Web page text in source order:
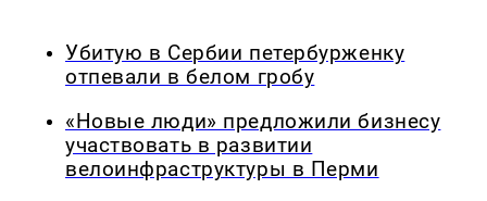
Убитую в Сербии петербурженку
отпевали в белом гробу
«Новые люди» предложили бизнесу
участвовать в развитии
велоинфраструктуры в Перми